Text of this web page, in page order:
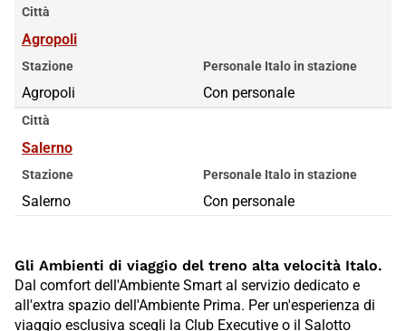
Città
Agropoli
Stazione
Agropoli
Personale Italo in stazione
Con personale
Città
Salerno
Stazione
Salerno
Personale Italo in stazione
Con personale
Gli Ambienti di viaggio del treno alta velocità Italo.
Dal comfort dell'Ambiente Smart al servizio dedicato e
all'extra spazio dell'Ambiente Prima. Per un'esperienza di
viaggio esclusiva scegli la Club Executive o il Salotto